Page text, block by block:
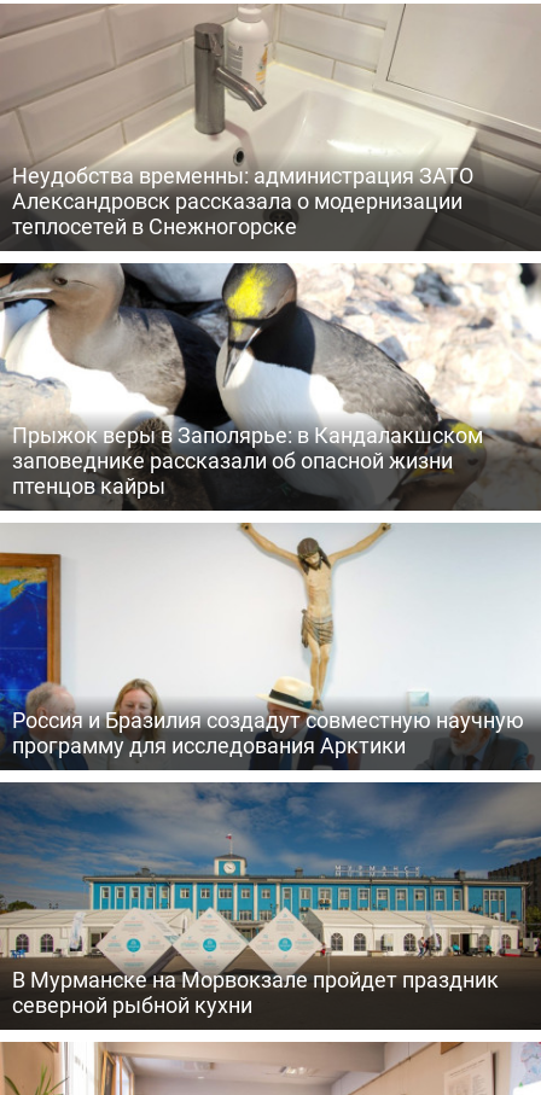
Неудобства временны: администрация ЗАТО
Александровск рассказала о модернизации
теплосетей в Снежногорске
Прыжок веры в Заполярье: в Кандалакшском
заповеднике рассказали об опасной жизни
птенцов кайры
Россия и Бразилия создадут совместную научную
программу для исследования Арктики
В Мурманске на Морвокзале пройдет праздник
северной рыбной кухни